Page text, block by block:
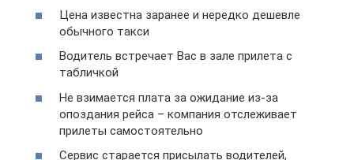
Цена известна заранее и нередко дешевле
обычного такси
Водитель встречает Вас в зале прилета с
табличкой
Не взимается плата за ожидание из-за
опоздания рейса – компания отслеживает
прилеты самостоятельно
Сервис старается присылать водителей,